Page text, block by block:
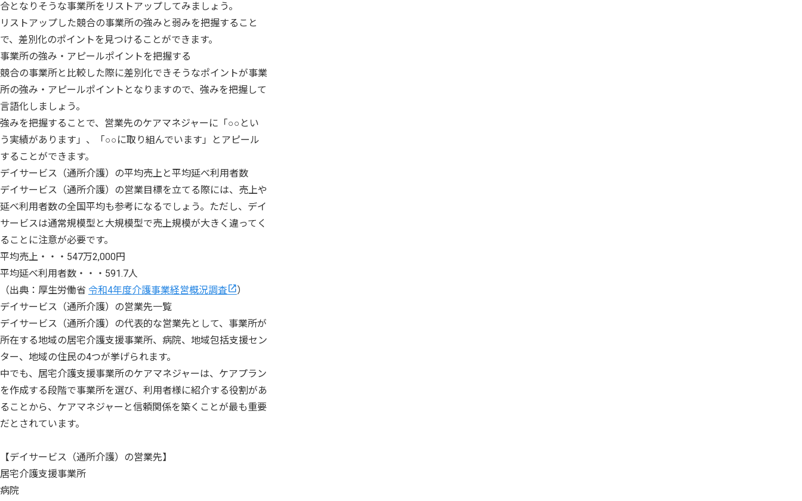
合となりそうな事業所をリストアップしてみましょう。
リストアップした競合の事業所の強みと弱みを把握すること
で、差別化のポイントを見つけることができます。
事業所の強み・アピールポイントを把握する
競合の事業所と比較した際に差別化できそうなポイントが事業
所の強み・アピールポイントとなりますので、強みを把握して
言語化しましょう。
強みを把握することで、営業先のケアマネジャーに「○○とい
う実績があります」、「○○に取り組んでいます」とアピール
することができます。
デイサービス（通所介護）の平均売上と平均延べ利用者数
デイサービス（通所介護）の営業目標を立てる際には、売上や
延べ利用者数の全国平均も参考になるでしょう。ただし、デイ
サービスは通常規模型と大規模型で売上規模が大きく違ってく
ることに注意が必要です。
平均売上・・・547万2,000円
平均延べ利用者数・・・591.7人
（出典：厚生労働省 令和4年度介護事業経営概況調査
）
デイサービス（通所介護）の営業先一覧
デイサービス（通所介護）の代表的な営業先として、事業所が
所在する地域の居宅介護支援事業所、病院、地域包括支援セン
ター、地域の住民の4つが挙げられます。
中でも、居宅介護支援事業所のケアマネジャーは、ケアプラン
を作成する段階で事業所を選び、利用者様に紹介する役割があ
ることから、ケアマネジャーと信頼関係を築くことが最も重要
だとされています。
【デイサービス（通所介護）の営業先】
居宅介護支援事業所
病院